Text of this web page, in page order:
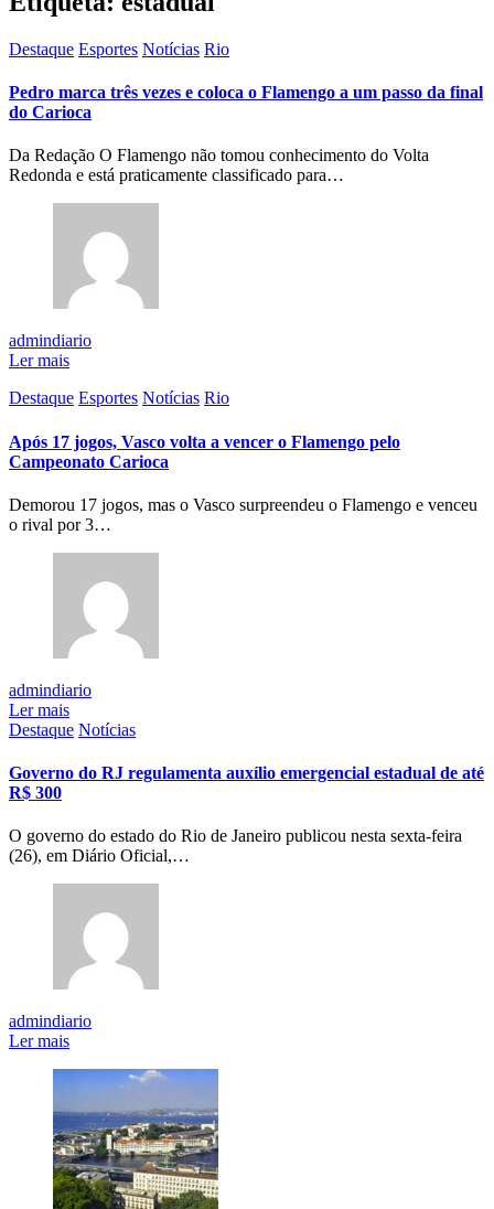
Destaque Esportes Notícias Rio
Pedro marca três vezes e coloca o Flamengo a um passo da final
do Carioca
Da Redação O Flamengo não tomou conhecimento do Volta
Redonda e está praticamente classificado para…
admindiario
Ler mais
Destaque Esportes Notícias Rio
Após 17 jogos, Vasco volta a vencer o Flamengo pelo
Campeonato Carioca
Demorou 17 jogos, mas o Vasco surpreendeu o Flamengo e venceu
o rival por 3…
admindiario
Ler mais
Destaque Notícias
Governo do RJ regulamenta auxílio emergencial estadual de até
R$ 300
O governo do estado do Rio de Janeiro publicou nesta sexta-feira
(26), em Diário Oficial,…
admindiario
Ler mais